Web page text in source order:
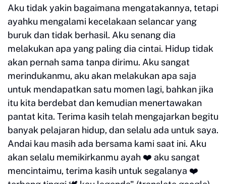
Aku tidak yakin bagaimana mengatakannya, tetapi
ayahku mengalami kecelakaan selancar yang
buruk dan tidak berhasil. Aku senang dia
melakukan apa yang paling dia cintai. Hidup tidak
akan pernah sama tanpa dirimu. Aku sangat
merindukanmu, aku akan melakukan apa saja
untuk mendapatkan satu momen lagi, bahkan jika
itu kita berdebat dan kemudian menertawakan
pantat kita. Terima kasih telah mengajarkan begitu
banyak pelajaran hidup, dan selalu ada untuk saya.
Andai kau masih ada bersama kami saat ini. Aku
akan selalu memikirkanmu ayah ❤️ aku sangat
mencintaimu, terima kasih untuk segalanya ❤️